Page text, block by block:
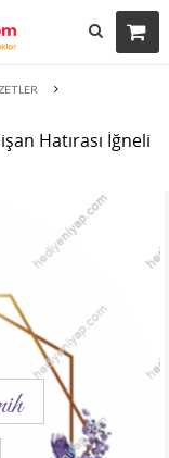
Hatırası İğneli